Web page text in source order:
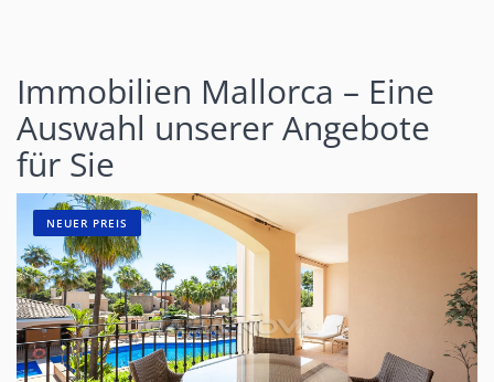
Immobilien Mallorca – Eine
Auswahl unserer Angebote
für Sie
NEUER PREIS